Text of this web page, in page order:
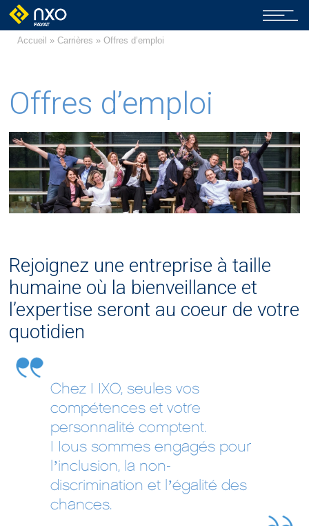
Accueil »Carrières » Offres d’emploi
Offres d’emploi
Rejoignez une entreprise à taille
humaine où la bienveillance et
l’expertise seront au coeur de votre
quotidien
Chez NXO, seules vos
compétences et votre
personnalité comptent.
Nous sommes engagés pour
l’inclusion, la non-
discrimination et l’égalité des
chances.